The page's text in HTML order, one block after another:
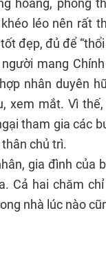
hoàng, phong
léo nên rất
đẹp, đủ để “thổi
mang
nhân duyên
xem mắt. Vì
tham gia các
chủ trì.
gia đình của
Cả hai chăm
nhà lúc nào